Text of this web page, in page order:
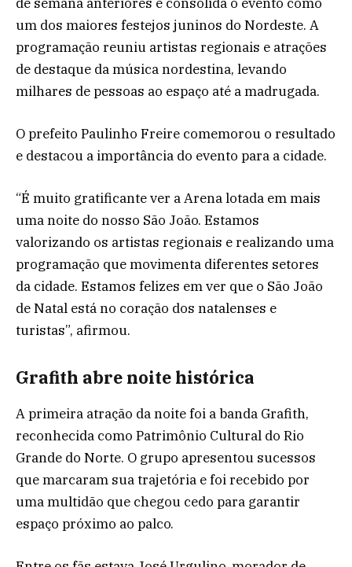
um dos maiores festejos juninos do Nordeste. A
programação reuniu artistas regionais e atrações
de destaque da música nordestina, levando
milhares de pessoas ao espaço até a madrugada.
O prefeito Paulinho Freire comemorou o resultado
e destacou a importância do evento para a cidade.
“É muito gratificante ver a Arena lotada em mais
uma noite do nosso São João. Estamos
valorizando os artistas regionais e realizando uma
programação que movimenta diferentes setores
da cidade. Estamos felizes em ver que o São João
de Natal está no coração dos natalenses e
turistas”, afirmou.
Grafith abre noite histórica
A primeira atração da noite foi a banda Grafith,
reconhecida como Patrimônio Cultural do Rio
Grande do Norte. O grupo apresentou sucessos
que marcaram sua trajetória e foi recebido por
uma multidão que chegou cedo para garantir
espaço próximo ao palco.